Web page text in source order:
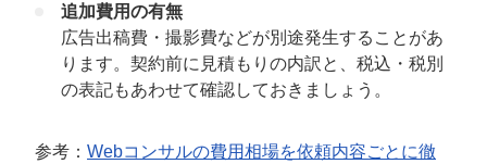
追加費用の有無
広告出稿費・撮影費などが別途発生することがあ
ります。契約前に見積もりの内訳と、税込・税別
の表記もあわせて確認しておきましょう。
参考： Webコンサルの費用相場を依頼内容ごとに徹